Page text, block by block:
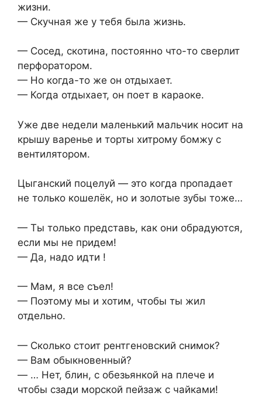
жизни.
— Скучная же у тебя была жизнь.
— Сосед, скотина, постоянно что-то сверлит
перфоратором.
— Но когда-то же он отдыхает.
— Когда отдыхает, он поет в караоке.
Уже две недели маленький мальчик носит на
крышу варенье и торты хитрому бомжу с
вентилятором.
Цыганский поцелуй — это когда пропадает
не только кошелёк, но и золотые зубы тоже…
— Ты только представь, как они обрадуются,
если мы не придем!
— Да, надо идти !
— Мам, я все съел!
— Поэтому мы и хотим, чтобы ты жил
отдельно.
— Сколько стоит рентгеновский снимок?
— Вам обыкновенный?
— … Нет, блин, с обезьянкой на плече и
чтобы сзади морской пейзаж с чайками!